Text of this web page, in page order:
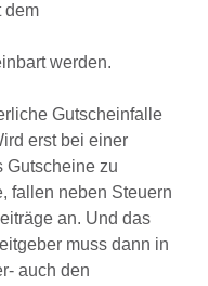
dem
werden.
Gutscheinfalle
erst bei einer
Gutscheine zu
fallen neben Steuern
an. Und das
muss dann in
auch den